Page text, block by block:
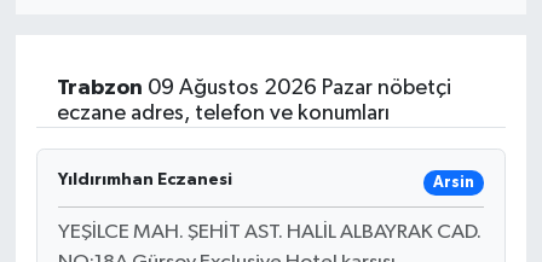
Trabzon 09 Ağustos 2026 Pazar nöbetçi
eczane adres, telefon ve konumları
Yıldırımhan Eczanesi Arsin
YEŞİLCE MAH. ŞEHİT AST. HALİL ALBAYRAK CAD.
Sağlık
Magazin